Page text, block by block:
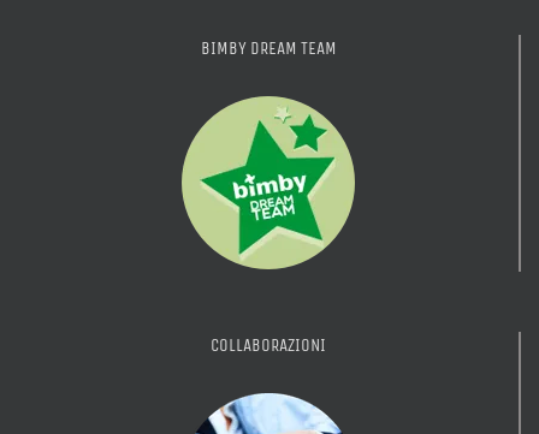
BIMBY DREAM TEAM
COLLABORAZIONI